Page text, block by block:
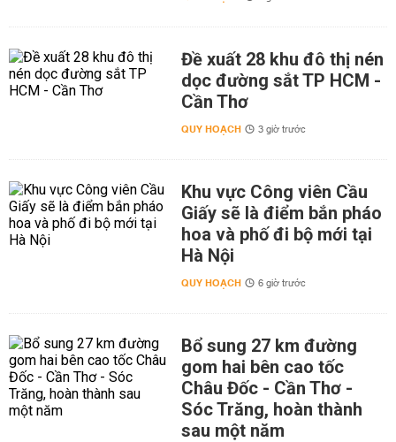
Đề xuất 28 khu đô thị nén
dọc đường sắt TP HCM -
Cần Thơ
QUY HOẠCH 3 giờ trước
Khu vực Công viên Cầu
Giấy sẽ là điểm bắn pháo
hoa và phố đi bộ mới tại
Hà Nội
QUY HOẠCH 6 giờ trước
Bổ sung 27 km đường
gom hai bên cao tốc
Châu Đốc - Cần Thơ -
Sóc Trăng, hoàn thành
sau một năm